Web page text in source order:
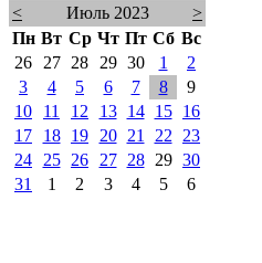
< Июль 2023
>
Пн Вт Ср Чт Пт Сб Вс
26
27 28 29 30 1
2
3
4 5 6 7 8
9
10
11 12 13 14 15
16
17
18 19 20 21 22
23
24
25 26 27 28 29 30
31
1 2 3 4 5 6